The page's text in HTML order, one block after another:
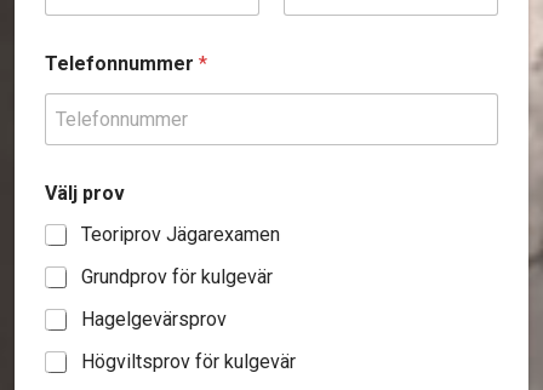
m
*
Telefonnummer *
Välj prov
Teoriprov Jägarexamen
Grundprov för kulgevär
Hagelgevärsprov
Högviltsprov för kulgevär